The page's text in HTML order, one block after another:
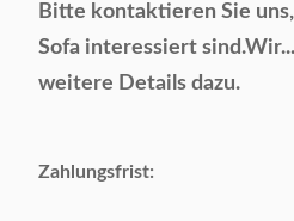
T/T
Bitte kontaktieren Sie
Sofa interessiert sind.Wir...
weitere Details dazu.
Zahlungsfrist: